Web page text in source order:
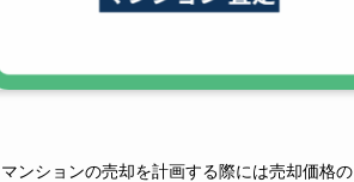
マンションの売却を計画する際には売却価格